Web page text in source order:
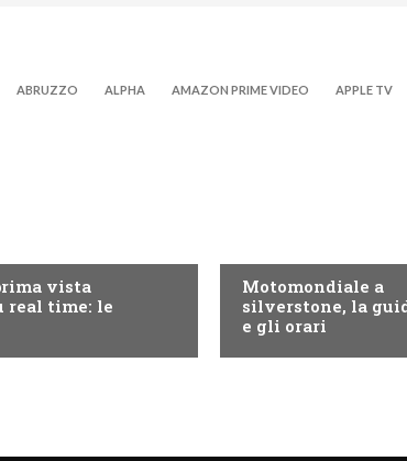
ABRUZZO ALPHA AMAZON PRIME VIDEO APPLE TV
vista
real time: le
Motomondiale a
silverstone, la
e gli orari